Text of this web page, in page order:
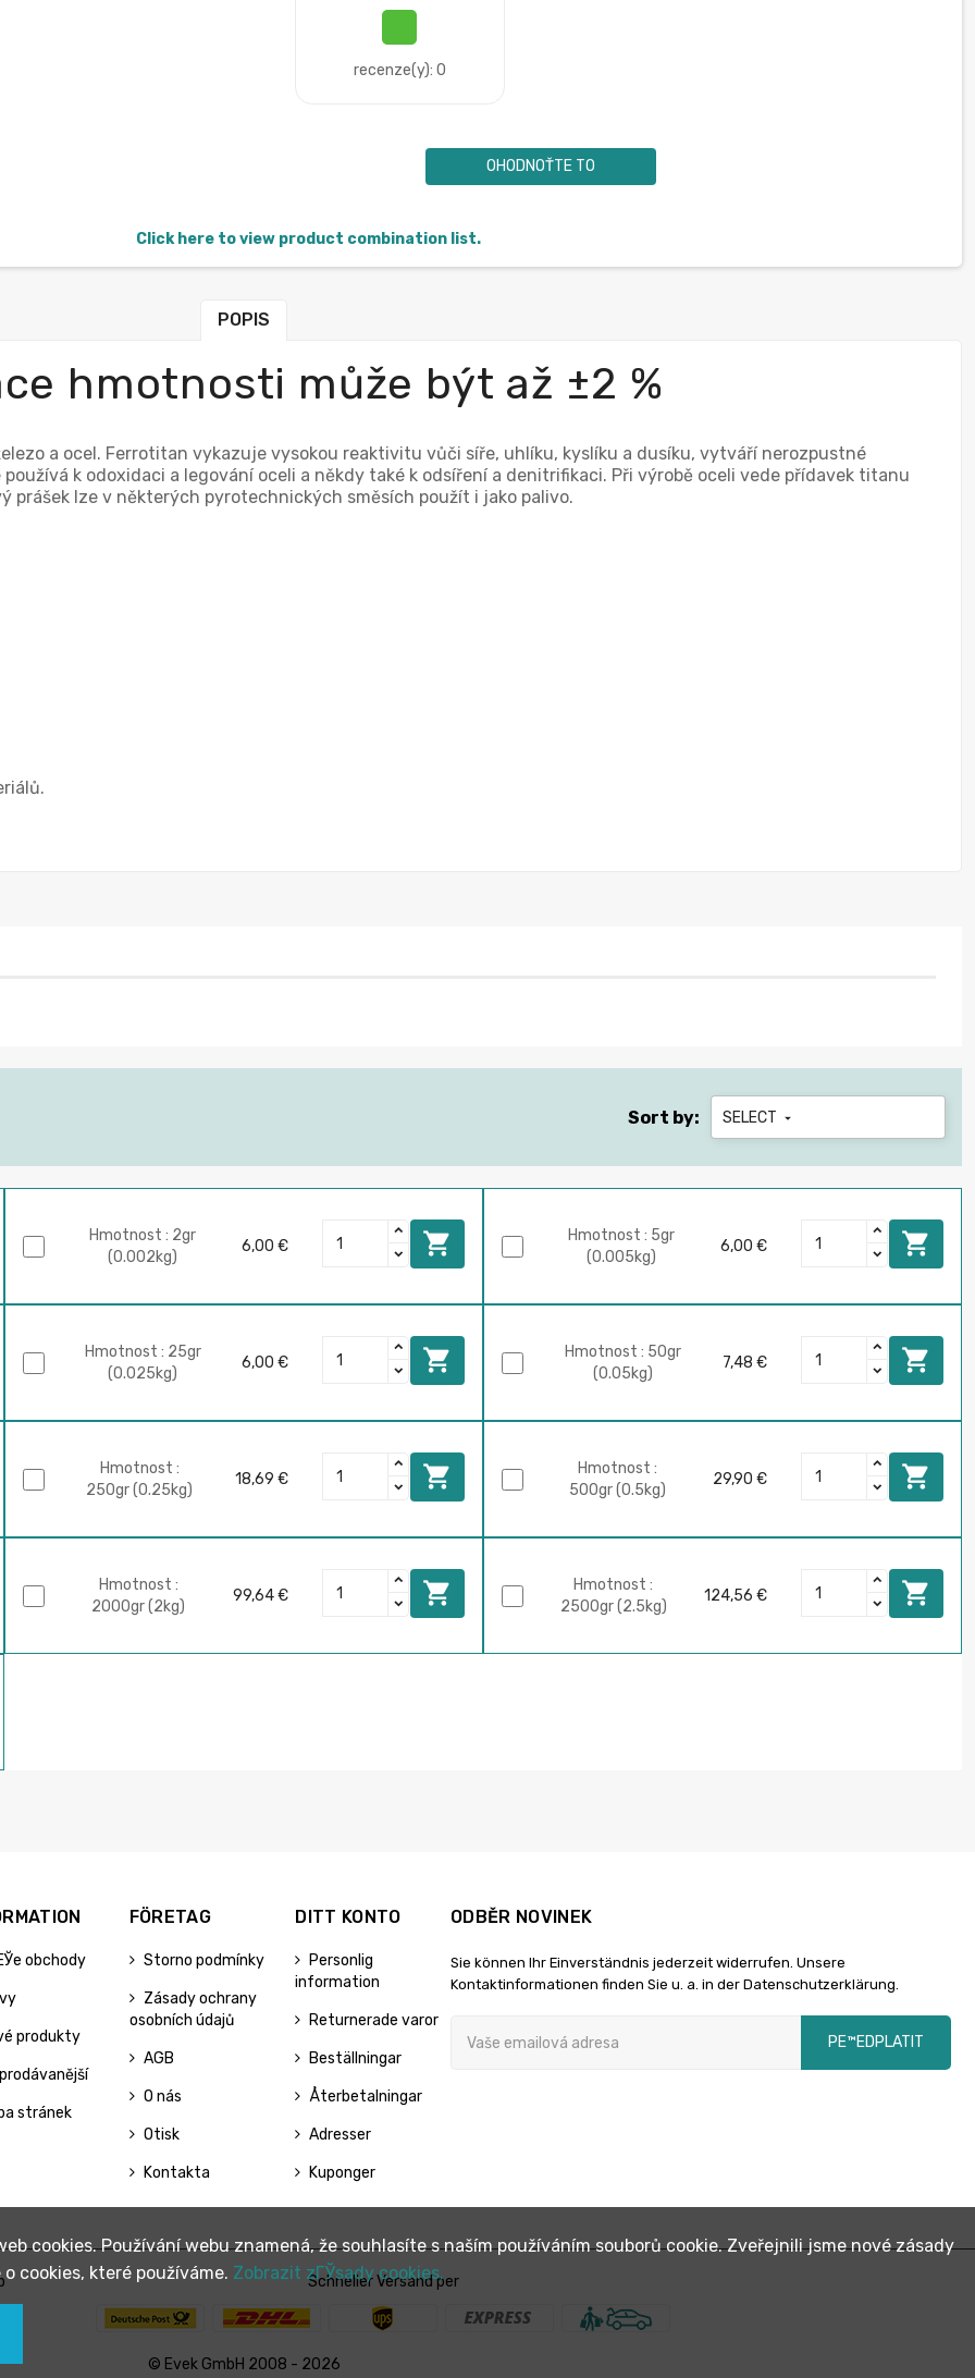
recenze(y): 0
OHODNOŤTE TO
Click here to view product combination list.
POPIS
hmotnosti může být až ±2 %
a ocel. Ferrotitan vykazuje vysokou reaktivitu vůči síře, uhlíku, kyslíku a dusíku, vytváří nerozpustné
k odoxidaci a legování oceli a někdy také k odsíření a denitrifikaci. Při výrobě oceli vede přídavek titanu
lze v některých pyrotechnických směsích použít i jako palivo.
Sort by: SELECT 
Hmotnost : 2gr
(0.002kg)
6,00 € 
Hmotnost : 5gr
(0.005kg)
6,00 € 
Hmotnost : 25gr
(0.025kg)
6,00 € 
Hmotnost : 50gr
(0.05kg)
7,48 € 
Hmotnost :
250gr (0.25kg)
18,69 € 
Hmotnost :
500gr (0.5kg)
29,90 € 
Hmotnost :
2000gr (2kg)
99,64 € 
Hmotnost :
2500gr (2.5kg)
124,56 € 
obchody
produkty
stránek
FÖRETAG
Storno podmínky
Zásady ochrany
osobních údajů
AGB
O nás
Otisk
Kontakta
DITT KONTO
Personlig
information
Returnerade varor
Beställningar
Återbetalningar
Adresser
Kuponger
ODBĚR NOVINEK
Sie können Ihr Einverständnis jederzeit widerrufen. Unsere
Kontaktinformationen finden Sie u. a. in der Datenschutzerklärung.
PЕ™EDPLATIT
Schneller Versand per
© Evek GmbH 2008 - 2026
cookies. Používání webu znamená, že souhlasíte s naším používáním souborů cookie. Zveřejnili jsme nové zásady
cookies, které používáme. Zobrazit zГЎsady cookies.